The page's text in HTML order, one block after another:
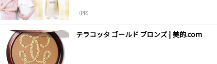
（PR）
テラコッタ ゴールド ブロンズ | 美的.com